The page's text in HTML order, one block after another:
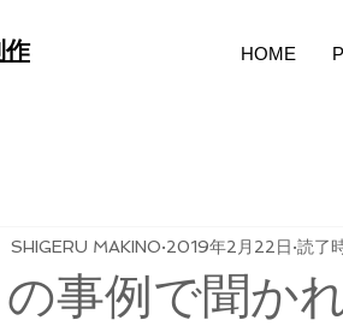
作 HOME
事例で聞か
SHIGERU MAKINO 2019年2月22日 読了